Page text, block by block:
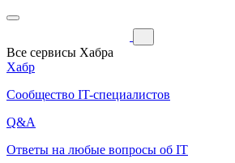
Все сервисы Хабра
Хабр
Сообщество IT-специалистов
Q&A
Ответы на любые вопросы об IT